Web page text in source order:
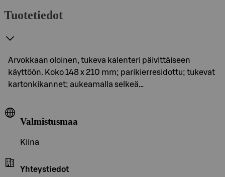
Tuotetiedot
Arvokkaan oloinen, tukeva kalenteri päivittäiseen
käyttöön. Koko 148 x 210 mm; parikierresidottu; tukevat
kartonkikannet; aukeamalla selkeä…
Valmistusmaa
Kiina
Yhteystiedot